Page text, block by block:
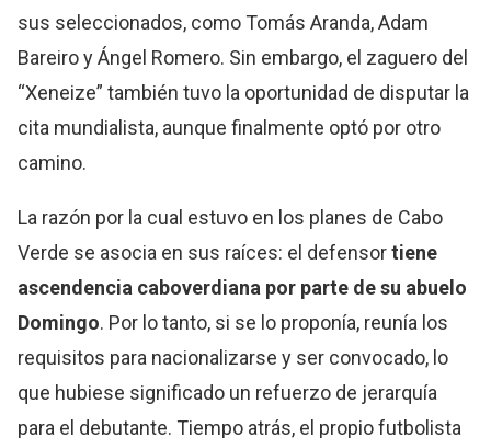
sus seleccionados, como Tomás Aranda, Adam
Bareiro y Ángel Romero. Sin embargo, el zaguero del
“Xeneize” también tuvo la oportunidad de disputar la
cita mundialista, aunque finalmente optó por otro
camino.
La razón por la cual estuvo en los planes de Cabo
Verde se asocia en sus raíces: el defensortiene
ascendencia caboverdiana por parte de su abuelo
Domingo. Por lo tanto, si se lo proponía, reunía los
requisitos para nacionalizarse y ser convocado, lo
que hubiese significado un refuerzo de jerarquía
para el debutante. Tiempo atrás, el propio futbolista